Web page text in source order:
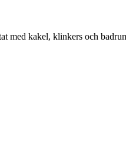
med kakel, klinkers och